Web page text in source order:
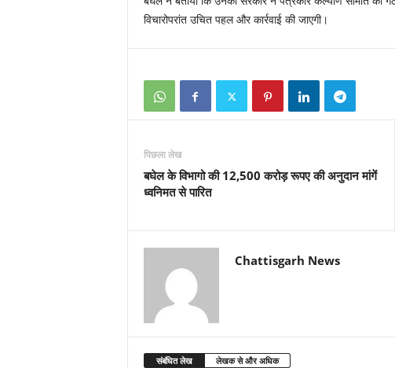
विचारोपरांत उचित पहल और कार्रवाई की जाएगी।
पिछला लेख
बघेल के विभागो की 12,500 करोड़ रूपए की अनुदान मांगें
ध्वनिमत से पारित
Chattisgarh News
संबंधित लेख लेखक से और अधिक